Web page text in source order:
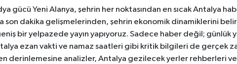
gücü Yeni Alanya, şehrin her noktasından en sıcak Antalya
son dakika gelişmelerinden, şehrin ekonomik dinamiklerini
bir yelpazede yayın yapıyoruz. Sadece haber değil; günlük
ezan vakti ve namaz saatleri gibi kritik bilgileri de gerçek
derinlemesine analizler, Antalya gezilecek yerler rehberleri ve